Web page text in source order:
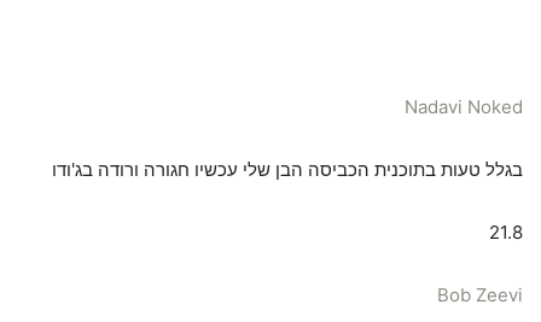
Nadavi Noked
בגלל טעות בתוכנית הכביסה הבן שלי עכשיו חגורה ורודה בג'ודו
21.8
Bob Zeevi